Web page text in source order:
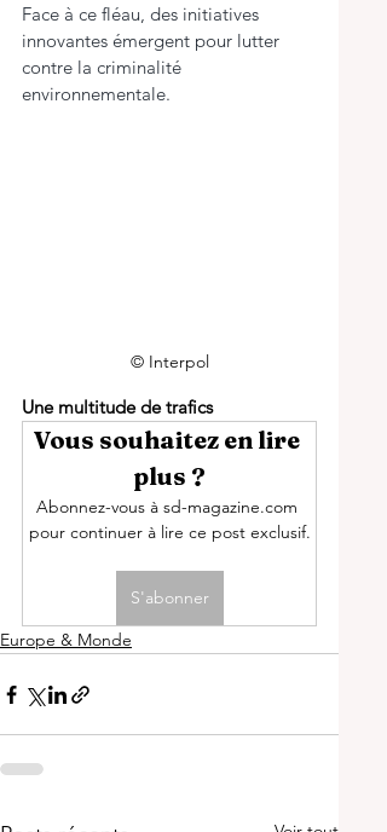
Face à ce fléau, des initiatives
innovantes émergent pour lutter
contre la criminalité
environnementale.
© Interpol
Une multitude de trafics
Vous souhaitez en lire
plus ?
Abonnez-vous à sd-magazine.com
pour continuer à lire ce post exclusif.
S'abonner
Europe & Monde